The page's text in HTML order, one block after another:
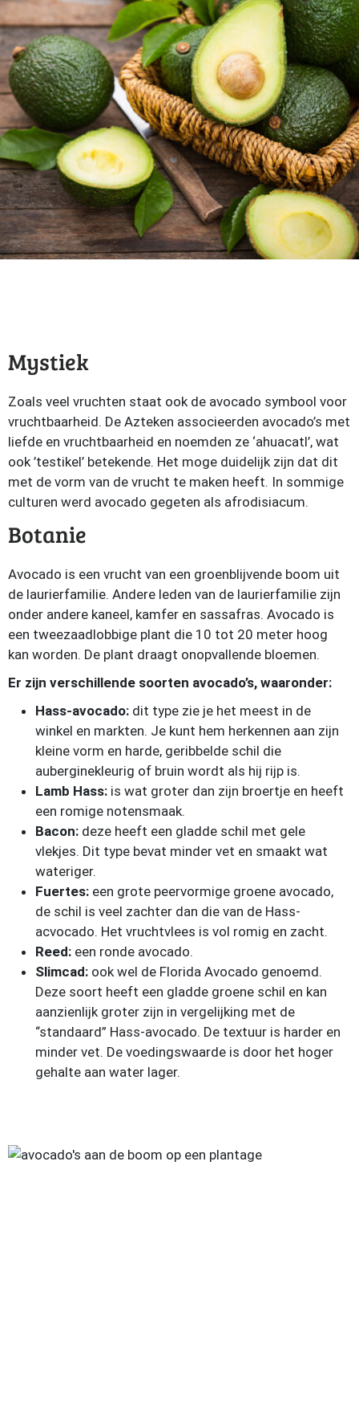
Mystiek
Zoals veel vruchten staat ook de avocado symbool voor
vruchtbaarheid. De Azteken associeerden avocado’s met
liefde en vruchtbaarheid en noemden ze ‘ahuacatl’, wat
ook ’testikel’ betekende. Het moge duidelijk zijn dat dit
met de vorm van de vrucht te maken heeft. In sommige
culturen werd avocado gegeten als afrodisiacum.
Botanie
Avocado is een vrucht van een groenblijvende boom uit
de laurierfamilie. Andere leden van de laurierfamilie zijn
onder andere kaneel, kamfer en sassafras. Avocado is
een tweezaadlobbige plant die 10 tot 20 meter hoog
kan worden. De plant draagt onopvallende bloemen.
Er zijn verschillende soorten avocado’s, waaronder:
Hass-avocado: dit type zie je het meest in de
winkel en markten. Je kunt hem herkennen aan zijn
kleine vorm en harde, geribbelde schil die
auberginekleurig of bruin wordt als hij rijp is.
Lamb Hass: is wat groter dan zijn broertje en heeft
een romige notensmaak.
Bacon: deze heeft een gladde schil met gele
vlekjes. Dit type bevat minder vet en smaakt wat
wateriger.
Fuertes: een grote peervormige groene avocado,
de schil is veel zachter dan die van de Hass-
acvocado. Het vruchtvlees is vol romig en zacht.
Reed: een ronde avocado.
Slimcad: ook wel de Florida Avocado genoemd.
Deze soort heeft een gladde groene schil en kan
aanzienlijk groter zijn in vergelijking met de
“standaard” Hass-avocado. De textuur is harder en
minder vet. De voedingswaarde is door het hoger
gehalte aan water lager.